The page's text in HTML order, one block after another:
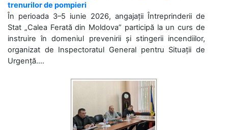
trenurilor de pompieri
În perioada 3–5 iunie 2026, angajații Întreprinderii de
Stat „Calea Ferată din Moldova” participă la un curs de
instruire în domeniul prevenirii și stingerii incendiilor,
organizat de Inspectoratul General pentru Situații de
Urgență....